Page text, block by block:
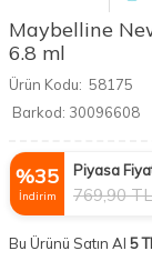
Maybelline
6.8 ml
Ürün Kodu: 58175
Barkod: 30096608
%35
İndirim
Piyasa
769,90TL
Bu Ürünü Satın Al 5